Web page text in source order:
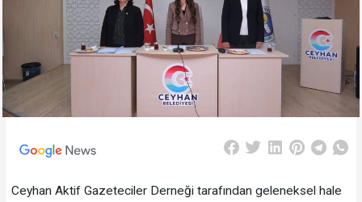
Ceyhan Aktif Gazeteciler Derneği tarafından geleneksel hale